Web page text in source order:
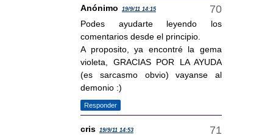
Anónimo 19/9/11 14:15
Podes ayudarte leyendo los
comentarios desde el principio.
A proposito, ya encontré la gema
violeta, GRACIAS POR LA AYUDA
(es sarcasmo obvio) vayanse al
demonio :)
Responder
cris 19/9/11 14:53